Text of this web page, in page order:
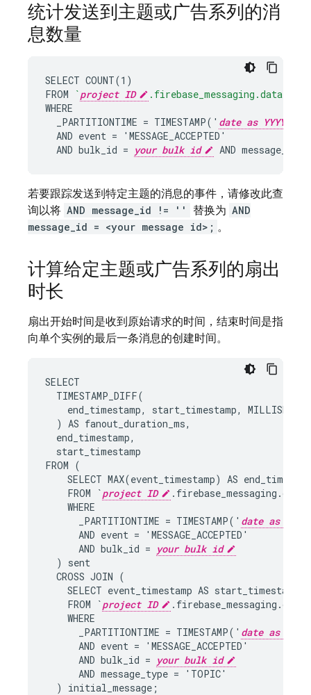
统计发送到主题或广告系列的消
息数量
SELECT COUNT(1)
FROM
`project ID
.firebase_messaging.data`
WHERE
  _PARTITIONTIME = TIMESTAMP('
date as YYYY-MM-
  AND event = 'MESSAGE_ACCEPTED'
  AND bulk_id =
your bulk id AND
若要跟踪发送到特定主题的消息的事件，请修改此查
询以将 AND message_id != '' 替换为 AND
message_id = <your message id>; 。
计算给定主题或广告系列的扇出
时长
扇出开始时间是收到原始请求的时间，结束时间是指
向单个实例的最后一条消息的创建时间。
SELECT
TIMESTAMP_DIFF(
end_timestamp, start_timestamp,
MILLISECOND
) AS fanout_duration_ms,
end_timestamp,
start_timestamp
FROM (
SELECT MAX(event_timestamp) AS
FROM
`project ID . firebase_messaging .data
WHERE
_PARTITIONTIME = TIMESTAMP( ' date as YYYY-
AND event = ' MESSAGE_ACCEPTED '
AND bulk_id = your bulk id
)
sent
CROSS JOIN (
SELECT event_timestamp AS start_timestamp
FROM
`project ID . firebase_messaging .data
WHERE
_PARTITIONTIME = TIMESTAMP( ' date as YYYY-
AND event = ' MESSAGE_ACCEPTED '
AND bulk_id = your bulk id
AND message_type = ' TOPIC'
)
initial_message ;